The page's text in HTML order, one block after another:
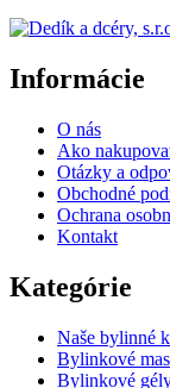
Informácie
O nás
Ako
Otázky a
Obchodné
Ochrana
Kontakt
Kategórie
Naše bylinné
Bylinkové
Bylinkové